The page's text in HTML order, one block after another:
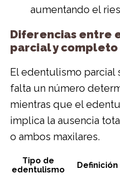
aumentando el
Diferencias entre
parcial y completo
El edentulismo parcial
falta un número
mientras que el
implica la ausencia
o ambos maxilares.
Tipo de
edentulismo
Definición